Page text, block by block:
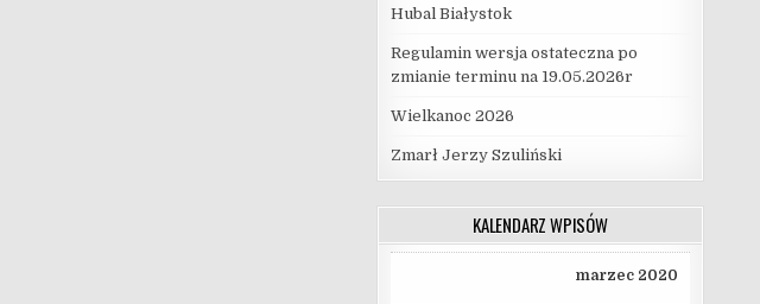
Hubal Białystok
Regulamin wersja ostateczna po
zmianie terminu na 19.05.2026r
Wielkanoc 2026
Zmarł Jerzy Szuliński
KALENDARZ WPISÓW
marzec 2020